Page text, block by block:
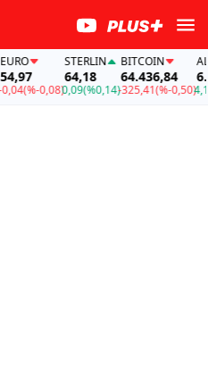
0,08)
STERLIN
64,18
0,09(%0,14)
BITCOIN
64.436,84
-325,41(%-0,50)
ALTIN
4,17